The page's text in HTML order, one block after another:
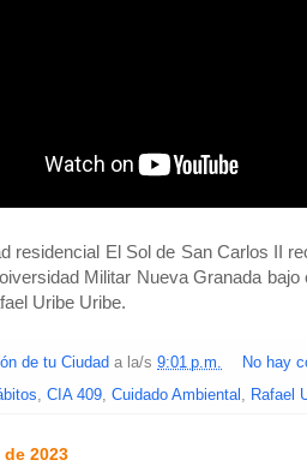
residencial El Sol de San Carlos II
Militar Nueva Granada
Uribe Uribe.
de tu Ciudad a la/s 9:01 p.m.
No hay
, CIA 409, Cuidado Ambiental , Rafael
2023